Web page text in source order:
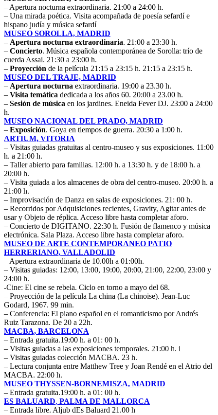
– Apertura nocturna extraordinaria. 21:00 a 24:00 h.
– Una mirada poética. Visita acompañada de poesía sefardí e
hispano judía y música sefardí
MUSEO SOROLLA, MADRID
– Apertura nocturna extraordinaria. 21:00 a 23:30 h.
– Concierto. Música española contemporánea de Sorolla: trío de
cuerda Assai. 21:30 a 23:00 h.
– Proyección de la película 21:15 a 23:15 h. 21:15 a 23:15 h.
MUSEO DEL TRAJE, MADRID
– Apertura nocturna extraordinaria. 19:00 a 23.30 h.
– Visita temática dedicada a los años 60. 20:00 a 23.00 h.
– Sesión de música en los jardines. Eneida Fever DJ. 23:00 a 24:00
h.
MUSEO NACIONAL DEL PRADO, MADRID
– Exposición. Goya en tiempos de guerra. 20:30 a 1:00 h.
ARTIUM, VITORIA
– Visitas guiadas gratuitas al centro-museo y sus exposiciones. 11:00
h. a 21:00 h.
– Taller abierto para familias. 12:00 h. a 13:30 h. y de 18:00 h. a
20:00 h.
– Visita guiada a los almacenes de obra del centro-museo. 20:00 h. a
21:00 h.
– Improvisación de Danza en salas de exposiciones. 21: 00 h.
– Recorridos por Adquisiciones recientes, Gravity, Agitar antes de
usar y Objeto de réplica. Acceso libre hasta completar aforo.
– Concierto de DIGITANO. 22:30 h. Fusión de flamenco y música
electrónica. Sala Plaza. Acceso libre hasta completar aforo.
MUSEO DE ARTE CONTEMPORANEO PATIO
HERRERIANO, VALLADOLID
– Apertura extraordinaria de 10.00h a 01:00h.
– Visitas guiadas: 12:00, 13:00, 19:00, 20:00, 21:00, 22:00, 23:00 y
24:00 h.
-Cine: El cine se rebela. Ciclo en torno a mayo del 68.
– Proyección de la película La china (La chinoise). Jean-Luc
Godard, 1967. 99 min.
– Conferencia: El piano español en el romanticismo por Andrés
Ruiz Tarazona. De 20 a 22h.
MACBA, BARCELONA
– Entrada gratuita.19:00 h. a 01: 00 h.
– Visitas guiadas a las exposiciones temporales. 21:00 h. i
– Visitas guiadas colección MACBA. 23 h.
– Lectura conjunta entre Matthew Tree y Joan Rendé en el Atrio del
MACBA. 22:00 h.
MUSEO THYSSEN-BORNEMISZA, MADRID
– Entrada gratuita.19:00 h. a 01: 00 h.
ES BALUARD, PALMA DE MALLORCA
– Entrada libre. Aljub dEs Baluard 21.00 h